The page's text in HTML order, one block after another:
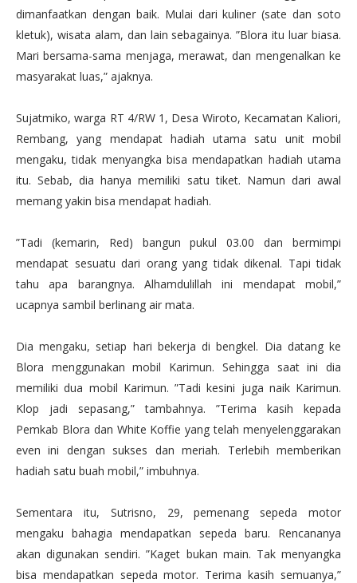
dimanfaatkan dengan baik. Mulai dari kuliner (sate dan soto
kletuk), wisata alam, dan lain sebagainya. ”Blora itu luar biasa.
Mari bersama-sama menjaga, merawat, dan mengenalkan ke
masyarakat luas,” ajaknya.
Sujatmiko, warga RT 4/RW 1, Desa Wiroto, Kecamatan Kaliori,
Rembang, yang mendapat hadiah utama satu unit mobil
mengaku, tidak menyangka bisa mendapatkan hadiah utama
itu. Sebab, dia hanya memiliki satu tiket. Namun dari awal
memang yakin bisa mendapat hadiah.
”Tadi (kemarin, Red) bangun pukul 03.00 dan bermimpi
mendapat sesuatu dari orang yang tidak dikenal. Tapi tidak
tahu apa barangnya. Alhamdulillah ini mendapat mobil,”
ucapnya sambil berlinang air mata.
Dia mengaku, setiap hari bekerja di bengkel. Dia datang ke
Blora menggunakan mobil Karimun. Sehingga saat ini dia
memiliki dua mobil Karimun. ”Tadi kesini juga naik Karimun.
Klop jadi sepasang,” tambahnya. ”Terima kasih kepada
Pemkab Blora dan White Koffie yang telah menyelenggarakan
even ini dengan sukses dan meriah. Terlebih memberikan
hadiah satu buah mobil,” imbuhnya.
Sementara itu, Sutrisno, 29, pemenang sepeda motor
mengaku bahagia mendapatkan sepeda baru. Rencananya
akan digunakan sendiri. ”Kaget bukan main. Tak menyangka
bisa mendapatkan sepeda motor. Terima kasih semuanya,”